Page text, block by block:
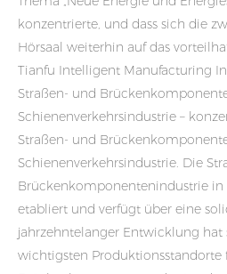
konzentrierte, und dass sich die
Hörsaal weiterhin auf das
Tianfu Intelligent Manufacturing
Straßen- und
Schienenverkehrsindustrie –
Straßen- und
Schienenverkehrsindustrie. Die
Brückenkomponentenindustrie in
etabliert und verfügt über eine
jahrzehntelanger Entwicklung hat
wichtigsten Produktionsstandorte